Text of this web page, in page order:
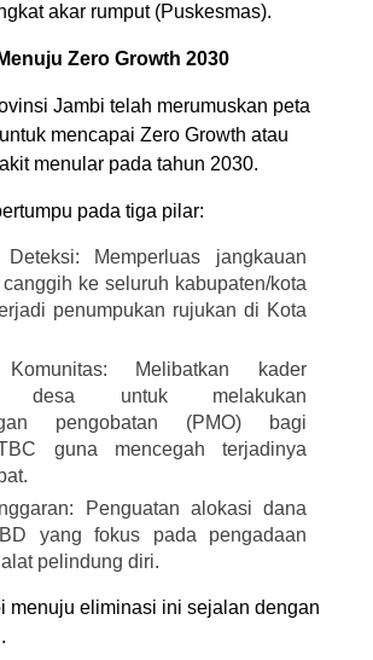
akar rumput (Puskesmas).
Zero Growth 2030
Jambi telah merumuskan peta
mencapai Zero Growth atau
menular pada tahun 2030.
pada tiga pilar:
Deteksi: Memperluas jangkauan
ke seluruh kabupaten/kota
penumpukan rujukan di Kota
Komunitas: Melibatkan kader
desa untuk melakukan
pengobatan (PMO) bagi
guna mencegah terjadinya
Penguatan alokasi dana
yang fokus pada pengadaan
pelindung diri.
menuju eliminasi ini sejalan dengan